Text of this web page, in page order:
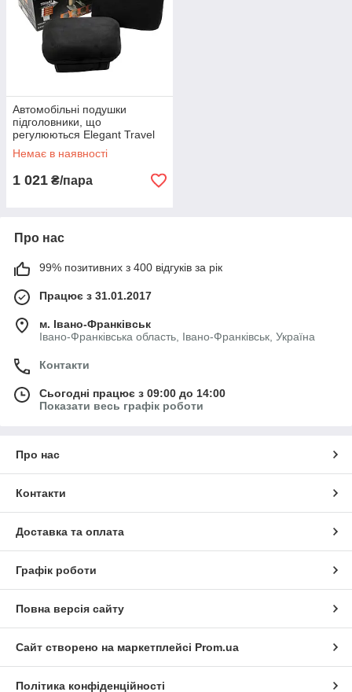
Автомобільні подушки
підголовники, що
регулюються Elegant Travel
Maxi EL 700 516 чорні, 2 шт
Немає в наявності
1 021 ₴/пара
Про нас
99% позитивних з 400 відгуків за рік
Працює з 31.01.2017
м. Івано-Франківськ
Івано-Франківська область, Івано-Франківськ, Україна
Контакти
Сьогодні працює з 09:00 до 14:00
Показати весь графік роботи
Про нас
Контакти
Доставка та оплата
Графік роботи
Повна версія сайту
Сайт створено на маркетплейсі Prom.ua
Політика конфіденційності